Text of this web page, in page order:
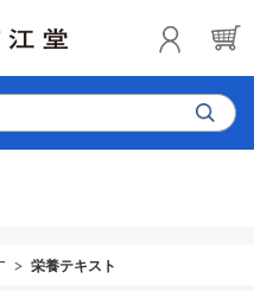
栄養テキスト